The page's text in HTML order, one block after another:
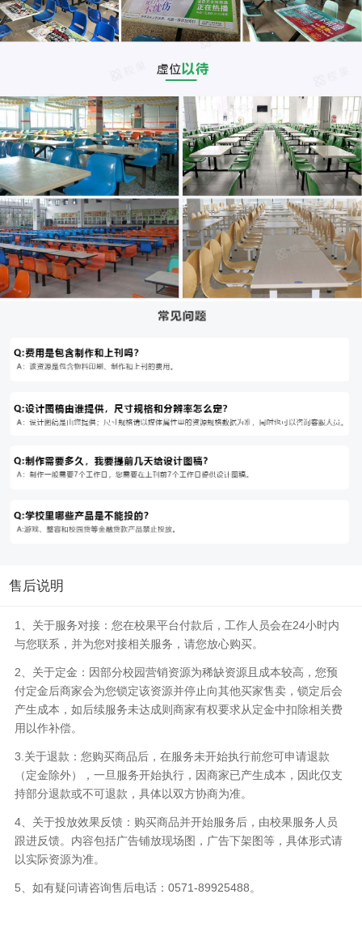
售后说明
1、关于服务对接：您在校果平台付款后，工作人员会在24小时内
与您联系，并为您对接相关服务，请您放心购买。
2、关于定金：因部分校园营销资源为稀缺资源且成本较高，您预
付定金后商家会为您锁定该资源并停止向其他买家售卖，锁定后会
产生成本，如后续服务未达成则商家有权要求从定金中扣除相关费
用以作补偿。
3.关于退款：您购买商品后，在服务未开始执行前您可申请退款
（定金除外），一旦服务开始执行，因商家已产生成本，因此仅支
持部分退款或不可退款，具体以双方协商为准。
4、关于投放效果反馈：购买商品并开始服务后，由校果服务人员
跟进反馈。内容包括广告铺放现场图，广告下架图等，具体形式请
以实际资源为准。
5、如有疑问请咨询售后电话：0571-89925488。